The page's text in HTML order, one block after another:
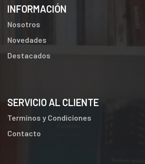
INFORMACIÓN
Nosotros
Novedades
Destacados
SERVICIO AL CLIENTE
Terminos y Condiciones
Contacto